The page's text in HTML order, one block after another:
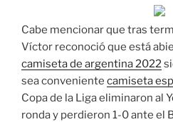
Cabe mencionar que tras
Víctor reconoció que está
camiseta de argentina 2022
sea conveniente camiseta
Copa de la Liga eliminaron al
ronda y perdieron 1-0 ante el